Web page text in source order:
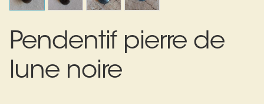
Harmonisation des lieux
Soin beauté
Pendentif pierre de
lune noire